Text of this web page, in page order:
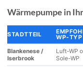
Wärmepumpe in
STADTTEIL
WP-TYP
Blankenese /
Iserbrook
Luft-WP
Sole-WP